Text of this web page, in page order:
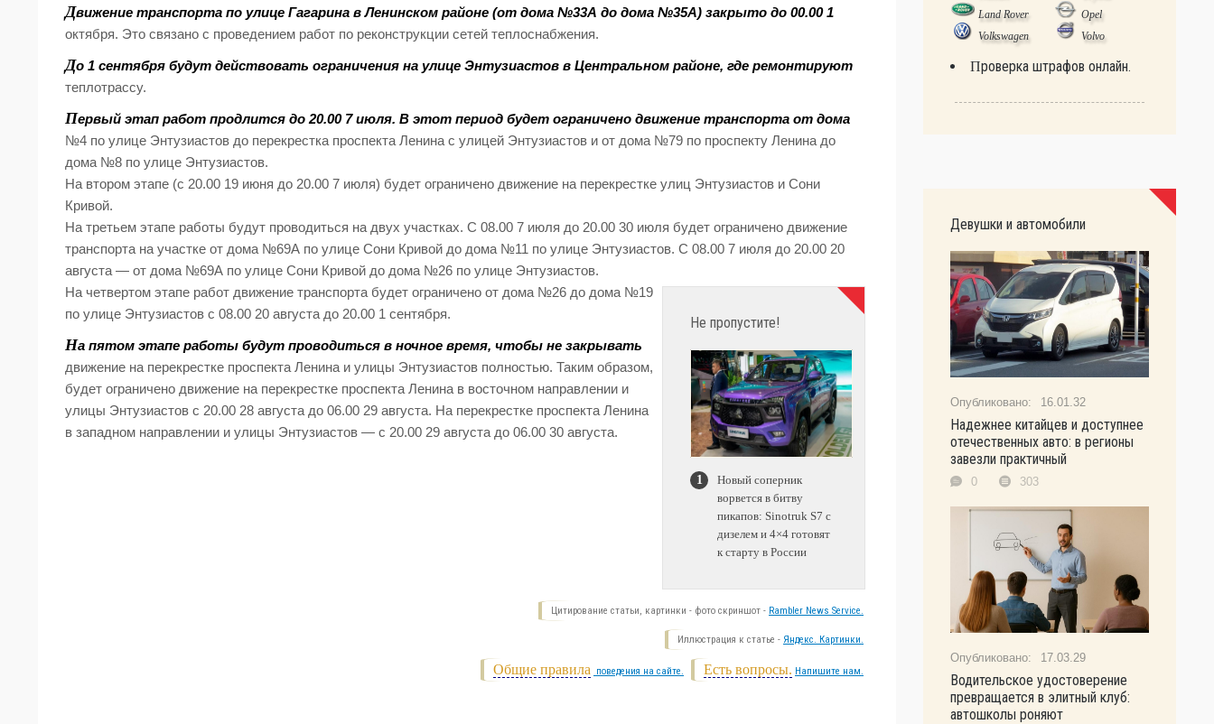
Движение транспорта по улице Гагарина в Ленинском районе (от дома №33А до дома №35А) закрыто до 00.00 1
октября. Это связано с проведением работ по реконструкции сетей теплоснабжения.
До 1 сентября будут действовать ограничения на улице Энтузиастов в Центральном районе, где ремонтируют
теплотрассу.
Первый этап работ продлится до 20.00 7 июля. В этот период будет ограничено движение транспорта от дома
№4 по улице Энтузиастов до перекрестка проспекта Ленина с улицей Энтузиастов и от дома №79 по проспекту Ленина до
дома №8 по улице Энтузиастов.
На втором этапе (с 20.00 19 июня до 20.00 7 июля) будет ограничено движение на перекрестке улиц Энтузиастов и Сони
Кривой.
На третьем этапе работы будут проводиться на двух участках. С 08.00 7 июля до 20.00 30 июля будет ограничено движение
транспорта на участке от дома №69А по улице Сони Кривой до дома №11 по улице Энтузиастов. С 08.00 7 июля до 20.00 20
августа — от дома №69А по улице Сони Кривой до дома №26 по улице Энтузиастов.
Не пропустите!
Новый соперник
ворвется в битву
пикапов: Sinotruk S7 с
дизелем и 4×4 готовят
к старту в России
На четвертом этапе работ движение транспорта будет ограничено от дома №26 до дома №19
по улице Энтузиастов с 08.00 20 августа до 20.00 1 сентября.
На пятом этапе работы будут проводиться в ночное время, чтобы не закрывать
движение на перекрестке проспекта Ленина и улицы Энтузиастов полностью. Таким образом,
будет ограничено движение на перекрестке проспекта Ленина в восточном направлении и
улицы Энтузиастов с 20.00 28 августа до 06.00 29 августа. На перекрестке проспекта Ленина
в западном направлении и улицы Энтузиастов — с 20.00 29 августа до 06.00 30 августа.
Цитирование статьи, картинки - фото скриншот - Rambler News Service.
Иллюстрация к статье - Яндекс. Картинки.
Есть вопросы. Напишите нам.
Общие правила поведения на сайте.
Land Rover
Opel
Volkswagen
Volvo
Проверка штрафов онлайн.
Девушки и автомобили
16.01.32
Надежнее китайцев и доступнее
отечественных авто: в регионы
завезли практичный
0 303
17.03.29
Водительское удостоверение
превращается в элитный клуб:
автошколы роняют